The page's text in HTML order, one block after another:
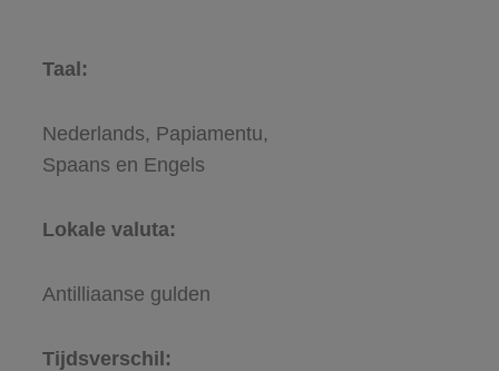
Taal:
Nederlands, Papiamentu,
Spaans en Engels
Lokale valuta:
Antilliaanse gulden
Tijdsverschil: